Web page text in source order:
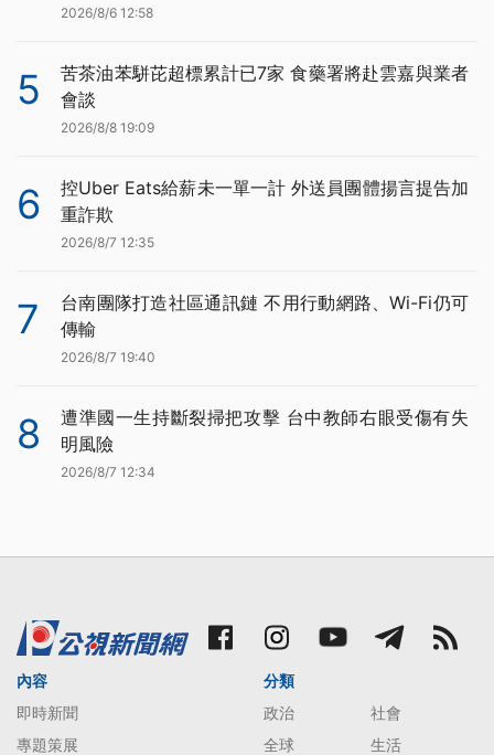
2026/8/6 12:58
5
苦茶油苯駢芘超標累計已7家 食藥署將赴雲嘉與業者
會談
2026/8/8 19:09
6
控Uber Eats給薪未一單一計 外送員團體揚言提告加
重詐欺
2026/8/7 12:35
7
台南團隊打造社區通訊鏈 不用行動網路、Wi-Fi仍可
傳輸
2026/8/7 19:40
8
遭準國一生持斷裂掃把攻擊 台中教師右眼受傷有失
明風險
2026/8/7 12:34
內容
即時新聞
專題策展
分類
政治
社會
全球
生活